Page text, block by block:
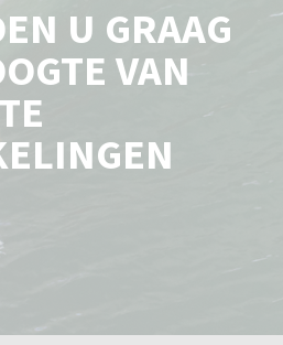
U GRAAG
VAN